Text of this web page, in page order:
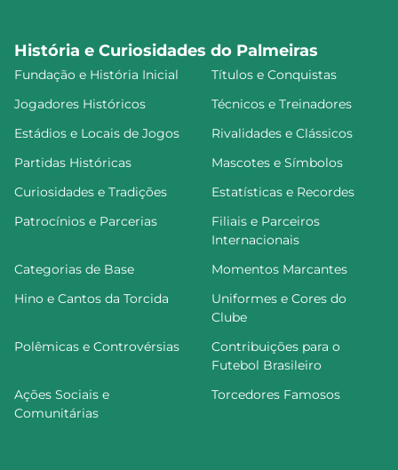
História e Curiosidades do Palmeiras
Fundação e História Inicial
Títulos e Conquistas
Jogadores Históricos
Técnicos e Treinadores
Estádios e Locais de Jogos
Rivalidades e Clássicos
Partidas Históricas
Mascotes e Símbolos
Curiosidades e Tradições
Estatísticas e Recordes
Patrocínios e Parcerias
Filiais e Parceiros
Internacionais
Categorias de Base
Momentos Marcantes
Hino e Cantos da Torcida
Uniformes e Cores do
Clube
Polêmicas e Controvérsias
Contribuições para o
Futebol Brasileiro
Ações Sociais e
Comunitárias
Torcedores Famosos